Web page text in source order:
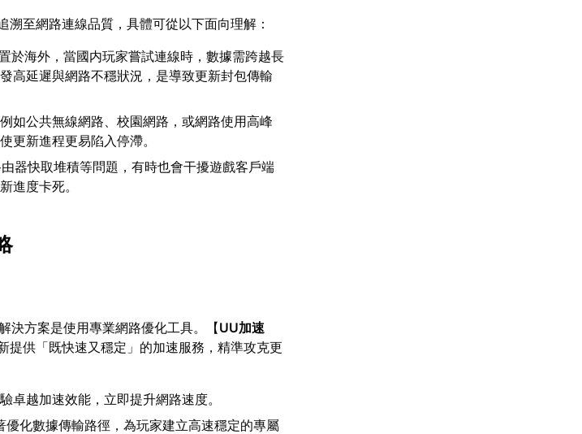
至網路連線品質，具體可從以下面向理解：
於海外，當國内玩家嘗試連線時，數據需跨越長
高延遲與網路不穩狀況，是導致更新封包傳輸
如公共無線網路、校園網路，或網路使用高峰
更新進程更易陷入停滯。
器快取堆積等問題，有時也會干擾遊戲客戶端
進度卡死。
決方案是使用專業網路優化工具。【UU加速
提供「既快速又穩定」的加速服務，精準攻克更
卓越加速效能，立即提升網路速度。
優化數據傳輸路徑，為玩家建立高速穩定的專屬